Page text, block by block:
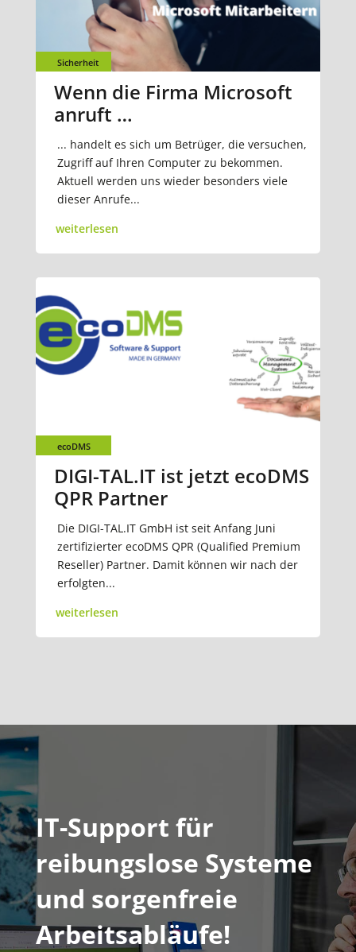
Sicherheit
Wenn die Firma Microsoft
anruft …
... handelt es sich um Betrüger, die versuchen,
Zugriff auf Ihren Computer zu bekommen.
Aktuell werden uns wieder besonders viele
dieser Anrufe...
weiterlesen
ecoDMS
DIGI-TAL.IT ist jetzt ecoDMS
QPR Partner
Die DIGI-TAL.IT GmbH ist seit Anfang Juni
zertifizierter ecoDMS QPR (Qualified Premium
Reseller) Partner. Damit können wir nach der
erfolgten...
weiterlesen
IT-Support für
reibungslose Systeme
und sorgenfreie
Arbeitsabläufe!